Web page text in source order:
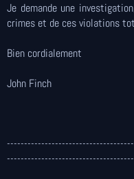
Je demande une
crimes et de ces violations
Bien cordialement
John Finch